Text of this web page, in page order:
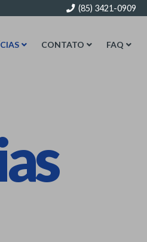
(85) 3421-0909
CONTATO FAQ